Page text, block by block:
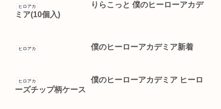
ヒロアカ
りらこっと 僕のヒーローアカデ
ミア(10個入)
ヒロアカ 僕のヒーローアカデミア新着
ヒロアカ
僕のヒーローアカデミア ヒーロ
ーズチップ柄ケース